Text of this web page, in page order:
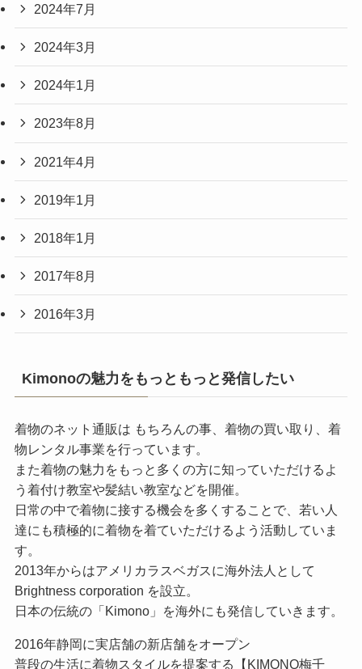
2024年7月
2024年3月
2024年1月
2023年8月
2021年4月
2019年1月
2018年1月
2017年8月
2016年3月
Kimonoの魅力をもっともっと発信したい
着物のネット通販は もちろんの事、着物の買い取り、着
物レンタル事業を行っています。
また着物の魅力をもっと多くの方に知っていただけるよ
う着付け教室や髪結い教室などを開催。
日常の中で着物に接する機会を多くすることで、若い人
達にも積極的に着物を着ていただけるよう活動していま
す。
2013年からはアメリカラスベガスに海外法人として
Brightness corporation を設立。
日本の伝統の「Kimono」を海外にも発信していきます。
2016年静岡に実店舗の新店舗をオープン
普段の生活に着物スタイルを提案する【KIMONO梅千